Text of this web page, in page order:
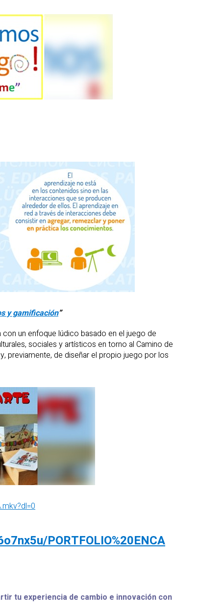
y gamificación”
un enfoque lúdico basado en el juego de
sociales y artísticos en torno al Camino de
previamente, de diseñar el propio juego por los
PORTFOLIO%20ENCA
tu experiencia de cambio e innovación con